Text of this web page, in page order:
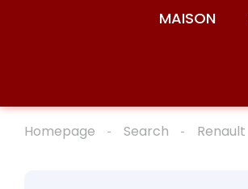
MAISON
Homepage Search Renault